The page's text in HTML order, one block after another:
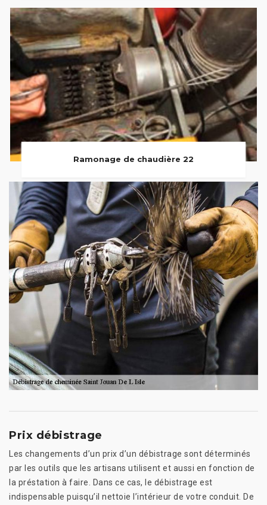
Ramonage de chaudière 22
Prix débistrage
Les changements d’un prix d’un débistrage sont déterminés
par les outils que les artisans utilisent et aussi en fonction de
la préstation à faire. Dans ce cas, le débistrage est
indispensable puisqu’il nettoie l’intérieur de votre conduit. De